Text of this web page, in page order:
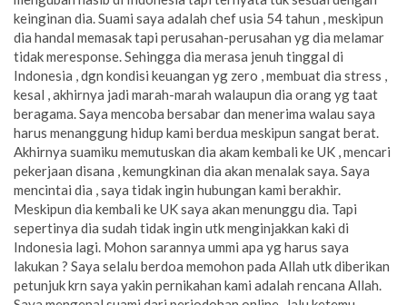
keinginan dia. Suami saya adalah chef usia 54 tahun , meskipun
dia handal memasak tapi perusahan-perusahan yg dia melamar
tidak meresponse. Sehingga dia merasa jenuh tinggal di
Indonesia , dgn kondisi keuangan yg zero , membuat dia stress ,
kesal , akhirnya jadi marah-marah walaupun dia orang yg taat
beragama. Saya mencoba bersabar dan menerima walau saya
harus menanggung hidup kami berdua meskipun sangat berat.
Akhirnya suamiku memutuskan dia akam kembali ke UK , mencari
pekerjaan disana , kemungkinan dia akan menalak saya. Saya
mencintai dia , saya tidak ingin hubungan kami berakhir.
Meskipun dia kembali ke UK saya akan menunggu dia. Tapi
sepertinya dia sudah tidak ingin utk menginjakkan kaki di
Indonesia lagi. Mohon sarannya ummi apa yg harus saya
lakukan ? Saya selalu berdoa memohon pada Allah utk diberikan
petunjuk krn saya yakin pernikahan kami adalah rencana Allah.